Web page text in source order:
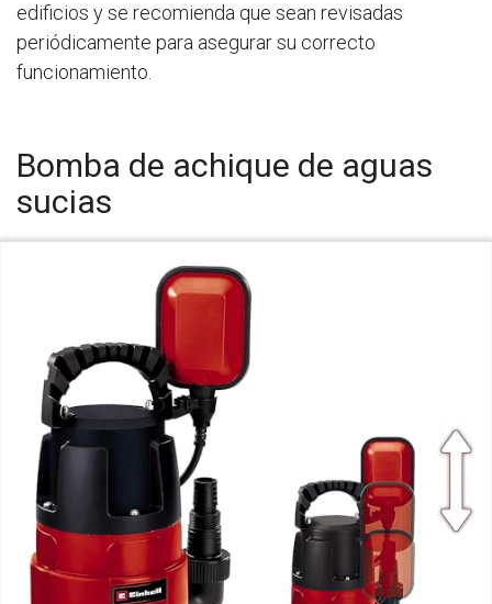
edificios y se recomienda que sean revisadas
periódicamente para asegurar su correcto
funcionamiento.
Bomba de achique de aguas
sucias